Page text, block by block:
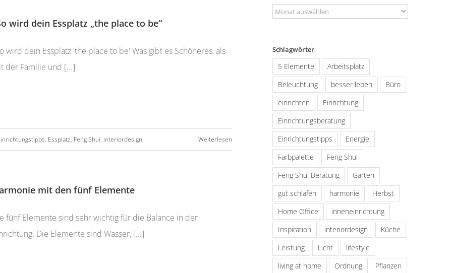
wird dein Essplatz „the place to be“
wird dein Essplatz 'the place to be' Was gibt es Schöneres, als
der Familie und [...]
, Essplatz, Feng Shui, interiordesign Weiterlesen
mit den fünf Elemente
fünf Elemente sind sehr wichtig für die Balance in der
Die Elemente sind Wasser, [...]
Archiv
Schlagwörter
5 Elemente
Arbeitsplatz
Beleuchtung
besser leben
Büro
einrichten
Einrichtung
Einrichtungsberatung
Einrichtungstipps
Energie
Farbpalette
Feng Shui
Feng Shui Beratung
Garten
gut schlafen
harmonie
Herbst
Home Office
inneneinrichtung
Inspiration
interiordesign
Küche
Leistung
Licht
lifestyle
living at home
Ordnung
Pflanzen